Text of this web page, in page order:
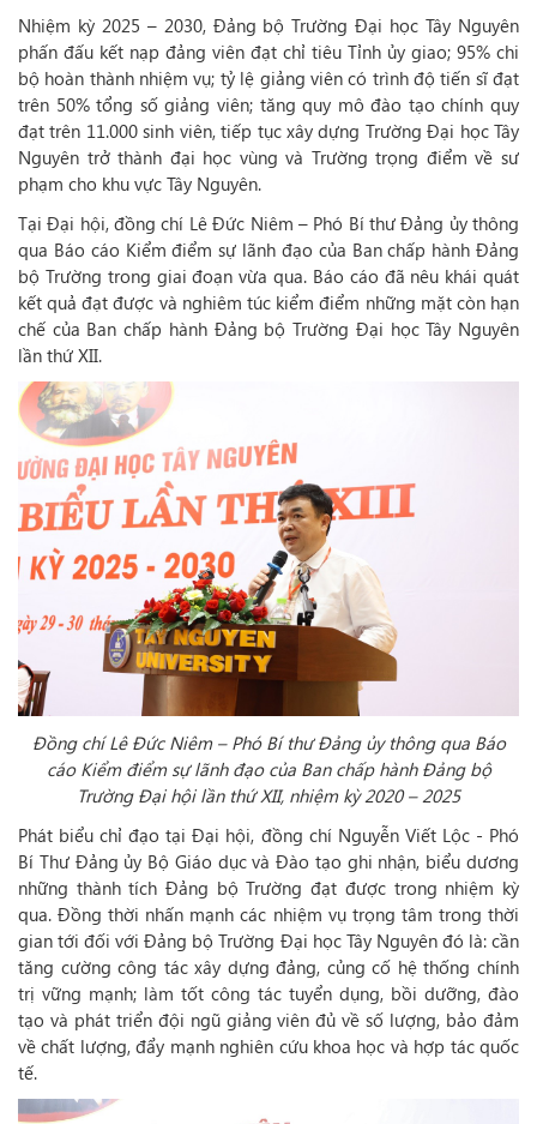
Nhiệm kỳ 2025 – 2030, Đảng bộ Trường Đại học Tây Nguyên
phấn đấu kết nạp đảng viên đạt chỉ tiêu Tỉnh ủy giao; 95% chi
bộ hoàn thành nhiệm vụ; tỷ lệ giảng viên có trình độ tiến sĩ đạt
trên 50% tổng số giảng viên; tăng quy mô đào tạo chính quy
đạt trên 11.000 sinh viên, tiếp tục xây dựng Trường Đại học Tây
Nguyên trở thành đại học vùng và Trường trọng điểm về sư
phạm cho khu vực Tây Nguyên.
Tại Đại hội, đồng chí Lê Đức Niêm – Phó Bí thư Đảng ủy thông
qua Báo cáo Kiểm điểm sự lãnh đạo của Ban chấp hành Đảng
bộ Trường trong giai đoạn vừa qua. Báo cáo đã nêu khái quát
kết quả đạt được và nghiêm túc kiểm điểm những mặt còn hạn
chế của Ban chấp hành Đảng bộ Trường Đại học Tây Nguyên
lần thứ XII.
Đồng chí Lê Đức Niêm – Phó Bí thư Đảng ủy thông qua Báo
cáo Kiểm điểm sự lãnh đạo của Ban chấp hành Đảng bộ
Trường Đại hội lần thứ XII, nhiệm kỳ 2020 – 2025
Phát biểu chỉ đạo tại Đại hội, đồng chí Nguyễn Viết Lộc - Phó
Bí Thư Đảng ủy Bộ Giáo dục và Đào tạo ghi nhận, biểu dương
những thành tích Đảng bộ Trường đạt được trong nhiệm kỳ
qua. Đồng thời nhấn mạnh các nhiệm vụ trọng tâm trong thời
gian tới đối với Đảng bộ Trường Đại học Tây Nguyên đó là: cần
tăng cường công tác xây dựng đảng, củng cố hệ thống chính
trị vững mạnh; làm tốt công tác tuyển dụng, bồi dưỡng, đào
tạo và phát triển đội ngũ giảng viên đủ về số lượng, bảo đảm
về chất lượng, đẩy mạnh nghiên cứu khoa học và hợp tác quốc
tế.